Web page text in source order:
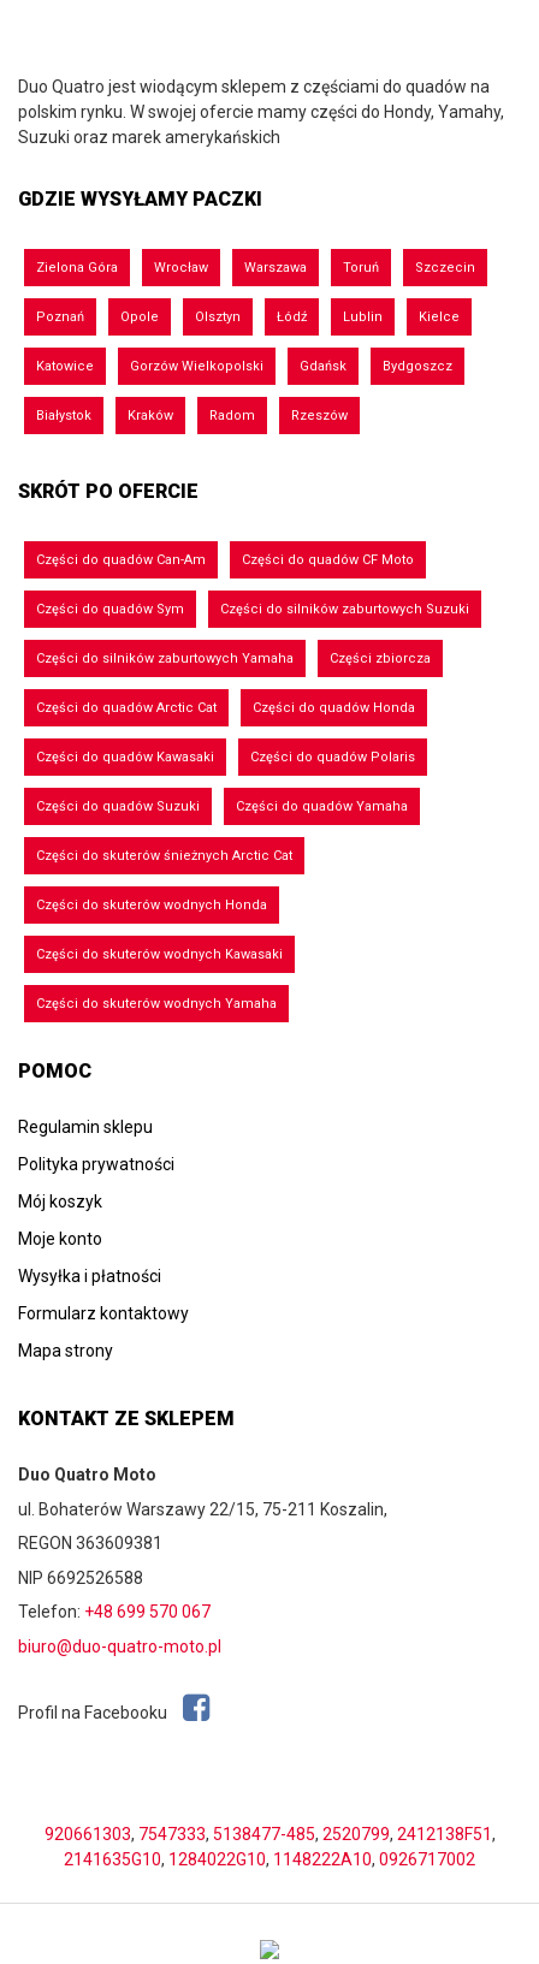
Duo Quatro jest wiodącym sklepem z częściami do quadów na
polskim rynku. W swojej ofercie mamy części do Hondy, Yamahy,
Suzuki oraz marek amerykańskich
GDZIE WYSYŁAMY PACZKI
Zielona Góra Wrocław Warszawa Toruń Szczecin
Poznań Opole Olsztyn Łódź Lublin Kielce
Katowice Gorzów Wielkopolski Gdańsk Bydgoszcz
Białystok Kraków Radom Rzeszów
SKRÓT PO OFERCIE
Części do quadów Can-Am Części do quadów CF Moto
Części do quadów Sym Części do silników zaburtowych Suzuki
Części do silników zaburtowych Yamaha Części zbiorcza
Części do quadów Arctic Cat Części do quadów Honda
Części do quadów Kawasaki Części do quadów Polaris
Części do quadów Suzuki Części do quadów Yamaha
Części do skuterów śnieżnych Arctic Cat
Części do skuterów wodnych Honda
Części do skuterów wodnych Kawasaki
Części do skuterów wodnych Yamaha
POMOC
Regulamin sklepu
Polityka prywatności
Mój koszyk
Moje konto
Wysyłka i płatności
Formularz kontaktowy
Mapa strony
KONTAKT ZE SKLEPEM
Duo Quatro Moto
ul. Bohaterów Warszawy 22/15, 75-211 Koszalin,
REGON 363609381
NIP 6692526588
Telefon: +48 699 570 067
biuro@duo-quatro-moto.pl
Profil na Facebooku
920661303, 7547333, 5138477-485, 2520799, 2412138F51,
2141635G10, 1284022G10, 1148222A10, 0926717002